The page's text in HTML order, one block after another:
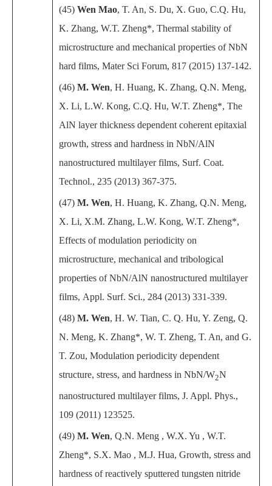
(45) Wen Mao, T. An, S. Du, X. Guo, C.Q. Hu,
K. Zhang, W.T. Zheng*, Thermal stability of
microstructure and mechanical properties of NbN
hard films, Mater Sci Forum, 817 (2015) 137-142.
(46) M. Wen, H. Huang, K. Zhang, Q.N. Meng,
X. Li, L.W. Kong, C.Q. Hu, W.T. Zheng*, The
AlN layer thickness dependent coherent epitaxial
growth, stress and hardness in NbN/AlN
nanostructured multilayer films, Surf. Coat.
Technol., 235 (2013) 367-375.
(47) M. Wen, H. Huang, K. Zhang, Q.N. Meng,
X. Li, X.M. Zhang, L.W. Kong, W.T. Zheng*,
Effects of modulation periodicity on
microstructure, mechanical and tribological
properties of NbN/AlN nanostructured multilayer
films, Appl. Surf. Sci., 284 (2013) 331-339.
(48) M. Wen, H. W. Tian, C. Q. Hu, Y. Zeng, Q.
N. Meng, K. Zhang*, W. T. Zheng, T. An, and G.
T. Zou, Modulation periodicity dependent
structure, stress, and hardness in NbN/W2N
nanostructured multilayer films, J. Appl. Phys.,
109 (2011) 123525.
(49) M. Wen, Q.N. Meng , W.X. Yu , W.T.
Zheng*, S.X. Mao , M.J. Hua, Growth, stress and
hardness of reactively sputtered tungsten nitride